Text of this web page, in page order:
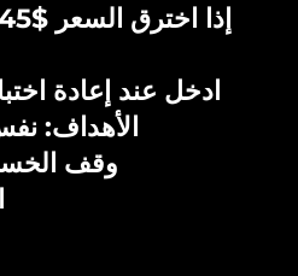
ادخل عند إعادة
الأهداف:
وقف